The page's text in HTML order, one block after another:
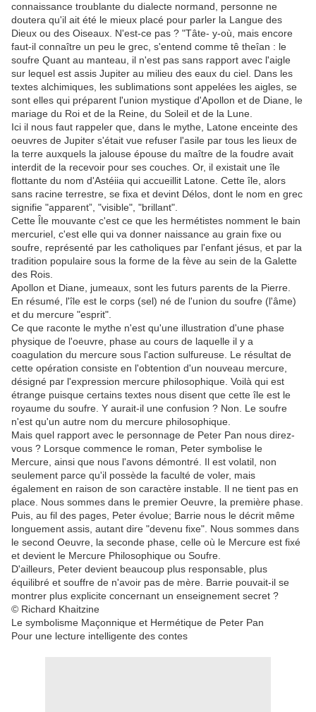
connaissance troublante du dialecte normand, personne ne
doutera qu'il ait été le mieux placé pour parler la Langue des
Dieux ou des Oiseaux. N'est-ce pas ? "Tâte- y-où, mais encore
faut-il connaître un peu le grec, s'entend comme tê theîan : le
soufre Quant au manteau, il n'est pas sans rapport avec l'aigle
sur lequel est assis Jupiter au milieu des eaux du ciel. Dans les
textes alchimiques, les sublimations sont appelées les aigles, se
sont elles qui préparent l'union mystique d'Apollon et de Diane, le
mariage du Roi et de la Reine, du Soleil et de la Lune.
Ici il nous faut rappeler que, dans le mythe, Latone enceinte des
oeuvres de Jupiter s'était vue refuser l'asile par tous les lieux de
la terre auxquels la jalouse épouse du maître de la foudre avait
interdit de la recevoir pour ses couches. Or, il existait une île
flottante du nom d'Astéiia qui accueillit Latone. Cette île, alors
sans racine terrestre, se fixa et devint Délos, dont le nom en grec
signifie "apparent”, "visible", "brillant".
Cette Île mouvante c'est ce que les hermétistes nomment le bain
mercuriel, c'est elle qui va donner naissance au grain fixe ou
soufre, représenté par les catholiques par l'enfant jésus, et par la
tradition populaire sous la forme de la fève au sein de la Galette
des Rois.
Apollon et Diane, jumeaux, sont les futurs parents de la Pierre.
En résumé, l'île est le corps (sel) né de l'union du soufre (l'âme)
et du mercure "esprit".
Ce que raconte le mythe n'est qu'une illustration d'une phase
physique de l'oeuvre, phase au cours de laquelle il y a
coagulation du mercure sous l'action sulfureuse. Le résultat de
cette opération consiste en l'obtention d'un nouveau mercure,
désigné par l'expression mercure philosophique. Voilà qui est
étrange puisque certains textes nous disent que cette île est le
royaume du soufre. Y aurait-il une confusion ? Non. Le soufre
n'est qu'un autre nom du mercure philosophique.
Mais quel rapport avec le personnage de Peter Pan nous direz-
vous ? Lorsque commence le roman, Peter symbolise le
Mercure, ainsi que nous l'avons démontré. Il est volatil, non
seulement parce qu'il possède la faculté de voler, mais
également en raison de son caractère instable. Il ne tient pas en
place. Nous sommes dans le premier Oeuvre, la première phase.
Puis, au fil des pages, Peter évolue; Barrie nous le décrit même
longuement assis, autant dire "devenu fixe". Nous sommes dans
le second Oeuvre, la seconde phase, celle où le Mercure est fixé
et devient le Mercure Philosophique ou Soufre.
D'ailleurs, Peter devient beaucoup plus responsable, plus
équilibré et souffre de n'avoir pas de mère. Barrie pouvait-il se
montrer plus explicite concernant un enseignement secret ?
© Richard Khaitzine
Le symbolisme Maçonnique et Hermétique de Peter Pan
Pour une lecture intelligente des contes